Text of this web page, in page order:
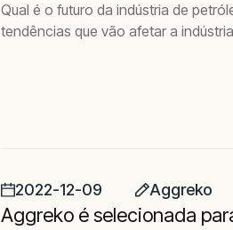
Qual é o futuro da indústria de
tendências que vão afetar a
2022-12-09 Aggreko
Aggreko é selecionada